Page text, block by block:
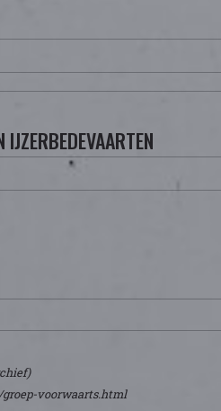
IJZERBEDEVAARTEN
voorwaarts.html